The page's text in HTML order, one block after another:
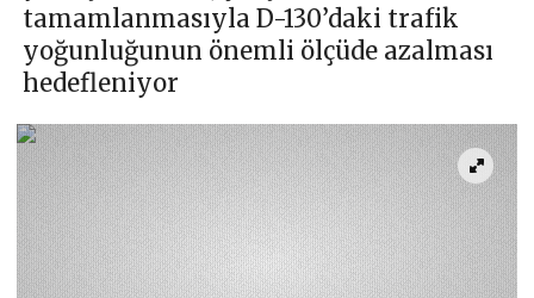
tamamlanmasıyla D-130’daki trafik
yoğunluğunun önemli ölçüde azalması
hedefleniyor